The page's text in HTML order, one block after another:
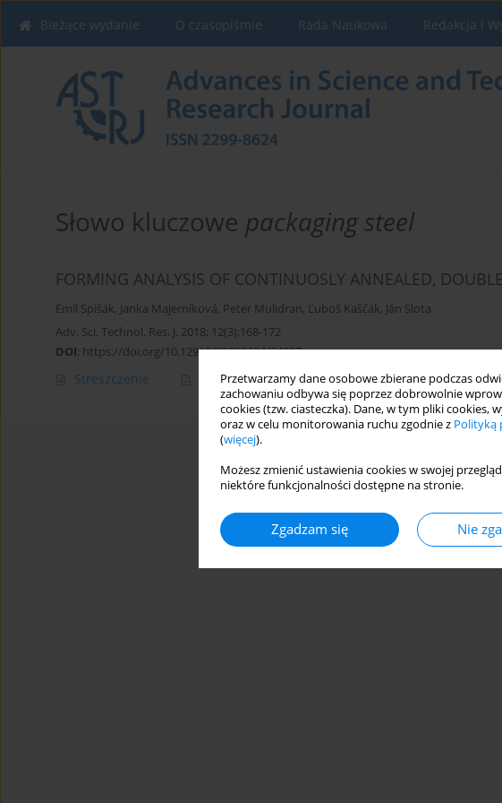
Przetwarzamy dane osobowe zbierane podczas
zachowaniu odbywa się poprzez dobrowolnie
cookies (tzw. ciasteczka). Dane, w tym pliki cookies,
oraz w celu monitorowania ruchu zgodnie z Polityką
(więcej).
Możesz zmienić ustawienia cookies w swojej
niektóre funkcjonalności dostępne na stronie.
Zgadzam się Nie
Bieżące wydanie O czasopiśmie Rada Naukowa Redakcja i
Słowo kluczowe packaging steel
FORMING ANALYSIS OF CONTINUOSLY ANNEALED,
Emil Spišák, Janka Majerníková, Peter Mulidran, Ľuboš Kaščák, Ján Slota
Adv. Sci. Technol. Res. J. 2018; 12(3):168-172
DOI: https://doi.org/10.12913/22998624/94967
Streszczenie Artykuł(PDF)